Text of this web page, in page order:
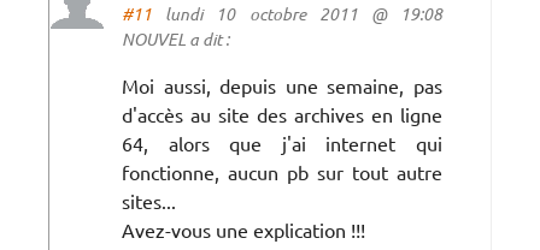
#11 lundi 10 octobre 2011 @ 19:08
NOUVEL a dit :
Moi aussi, depuis une semaine, pas
d'accès au site des archives en ligne
64, alors que j'ai internet qui
fonctionne, aucun pb sur tout autre
sites...
Avez-vous une explication !!!